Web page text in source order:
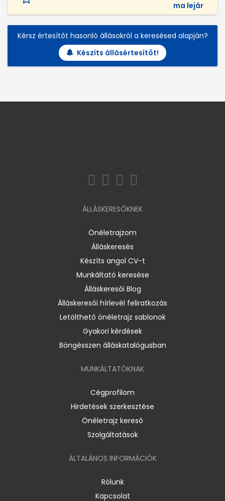
ma lejár
Kérsz értesítőt hasonló állásokról a keresésed alapján?
Készíts állásértesítőt!
ÁLLÁSKERESŐKNEK
Önéletrajzom
Álláskeresés
Készíts angol CV-t
Munkáltató keresése
Álláskeresői Blog
Álláskeresői hírlevél feliratkozás
Letölthető önéletrajz sablonok
Gyakori kérdések
Böngésszen álláskatalógusban
MUNKÁLTATÓKNAK
Cégprofilom
Hirdetések szerkesztése
Önéletrajz kereső
Szolgáltatások
ÁLTALÁNOS INFORMÁCIÓK
Rólunk
Kapcsolat